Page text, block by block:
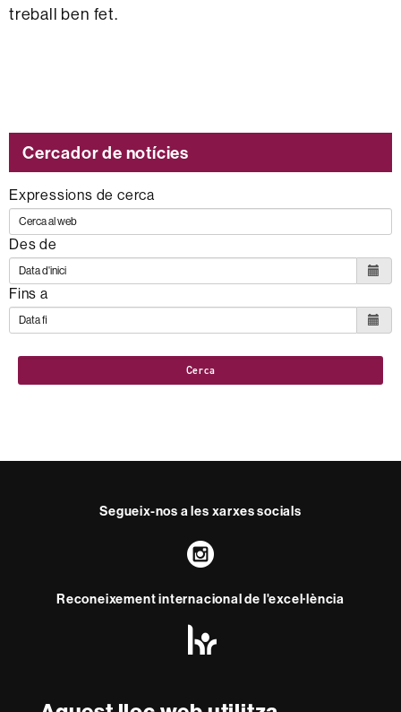
treball ben fet.
Cercador de notícies
Expressions de cerca
Des de
Fins a
Cerca
Segueix-nos a les xarxes socials
Instagram
Reconeixement internacional de l'excel·lència
-
Amb el finançament de